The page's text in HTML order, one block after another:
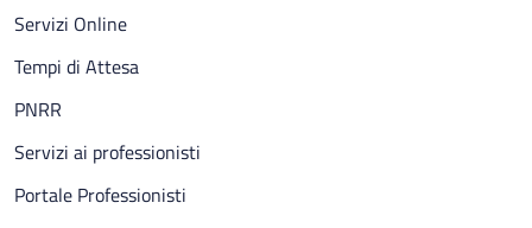
Servizi Online
Tempi di Attesa
PNRR
Servizi ai professionisti
Portale Professionisti